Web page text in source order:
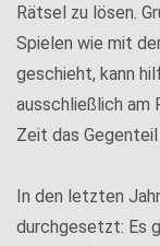
Rätsel zu lösen.
Spielen wie mit
geschieht, kann
ausschließlich am
Zeit das
In den letzten
durchgesetzt: Es